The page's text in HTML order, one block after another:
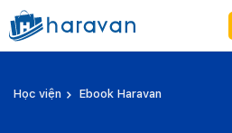
Học viện Ebook Haravan